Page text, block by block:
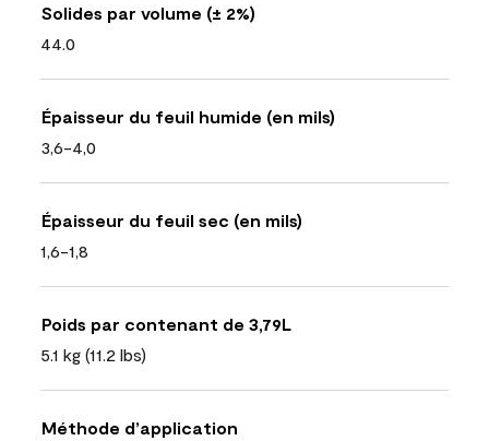
Solides par volume (± 2%)
44.0
Épaisseur du feuil humide (en mils)
3,6-4,0
Épaisseur du feuil sec (en mils)
1,6-1,8
Poids par contenant de 3,79L
5.1 kg (11.2 lbs)
Méthode d’application